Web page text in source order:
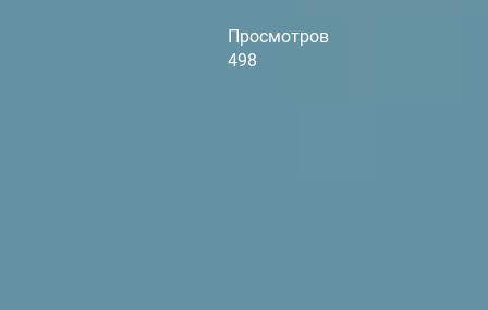
Просмотров
498